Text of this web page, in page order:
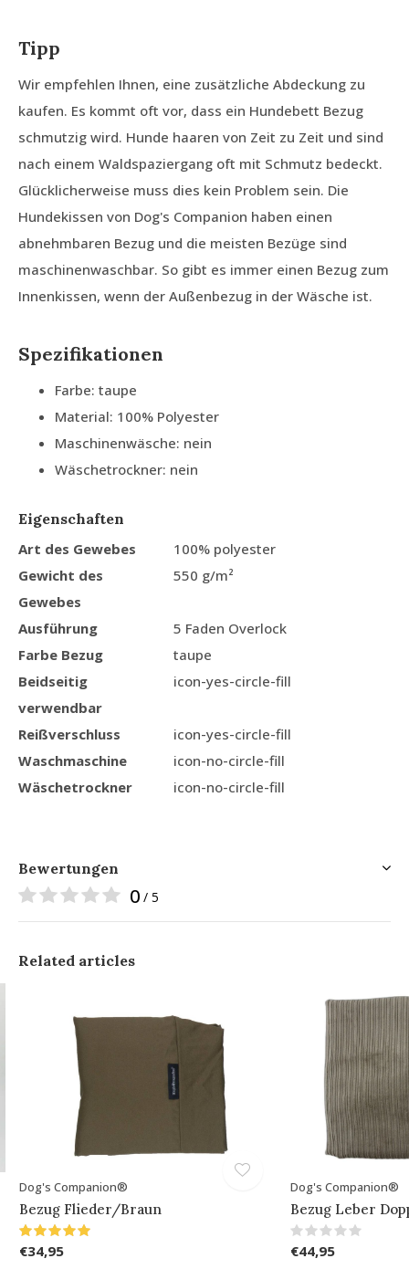
Tipp
Wir empfehlen Ihnen, eine zusätzliche Abdeckung zu
kaufen. Es kommt oft vor, dass ein Hundebett Bezug
schmutzig wird. Hunde haaren von Zeit zu Zeit und sind
nach einem Waldspaziergang oft mit Schmutz bedeckt.
Glücklicherweise muss dies kein Problem sein. Die
Hundekissen von Dog's Companion haben einen
abnehmbaren Bezug und die meisten Bezüge sind
maschinenwaschbar. So gibt es immer einen Bezug zum
Innenkissen, wenn der Außenbezug in der Wäsche ist.
Spezifikationen
Farbe: taupe
Material: 100% Polyester
Maschinenwäsche: nein
Wäschetrockner: nein
Eigenschaften
Art des Gewebes
100% polyester
Gewicht des
Gewebes
550 g/m²
Ausführung
5 Faden Overlock
Farbe Bezug
taupe
Beidseitig
verwendbar
icon-yes-circle-fill
Reißverschluss
icon-yes-circle-fill
Waschmaschine
icon-no-circle-fill
Wäschetrockner
icon-no-circle-fill
Bewertungen
0 / 5
Related articles
Dog's Companion®
Bezug Flieder/Braun
€34,95
Dog's Companion®
Bezug Leber
€44,95